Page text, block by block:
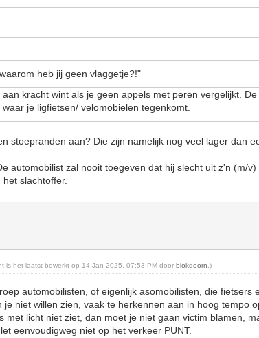
heb jij geen vlaggetje?!"
kracht wint als je geen appels met peren vergelijkt.
je ligfietsen/ velomobielen tegenkomt.
stoepranden aan? Die zijn namelijk nog veel lager dan
automobilist zal nooit toegeven dat hij slecht uit z'n (m/
slachtoffer.
is het laatst bewerkt op 14-Jan-2025, 07:53 PM doorblokdoorn .)
automobilisten, of eigenlijk asomobilisten, die fietsers
je niet willen zien, vaak te herkennen aan in hoog tempo
met licht niet ziet, dan moet je niet gaan victim blamen,
eenvoudigweg niet op het verkeer PUNT.